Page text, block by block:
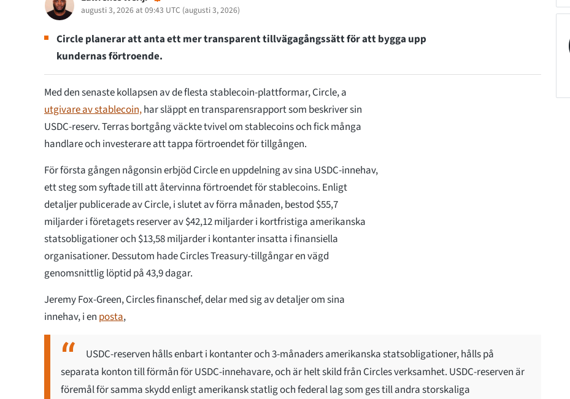
augusti 3, 2026 at 09:43 UTC (augusti 3, 2026)
Circle planerar att anta ett mer transparent tillvägagångssätt för att bygga upp
kundernas förtroende.
Med den senaste kollapsen av de flesta stablecoin-plattformar, Circle, a
utgivare av stablecoin,har släppt en transparensrapport som beskriver sin
USDC-reserv. Terras bortgång väckte tvivel om stablecoins och fick många
handlare och investerare att tappa förtroendet för tillgången.
För första gången någonsin erbjöd Circle en uppdelning av sina USDC-innehav,
ett steg som syftade till att återvinna förtroendet för stablecoins. Enligt
detaljer publicerade av Circle, i slutet av förra månaden, bestod $55,7
miljarder i företagets reserver av $42,12 miljarder i kortfristiga amerikanska
statsobligationer och $13,58 miljarder i kontanter insatta i finansiella
organisationer. Dessutom hade Circles Treasury-tillgångar en vägd
genomsnittlig löptid på 43,9 dagar.
Jeremy Fox-Green, Circles finanschef, delar med sig av detaljer om sina
innehav, i en posta,
USDC-reserven hålls enbart i kontanter och 3-månaders amerikanska statsobligationer, hålls på
separata konton till förmån för USDC-innehavare, och är helt skild från Circles verksamhet. USDC-reserven är
föremål för samma skydd enligt amerikansk statlig och federal lag som ges till andra storskaliga